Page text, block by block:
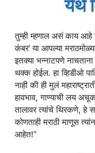
येथे
तुम्ही म्हणाल असं काय आहे
कंबर’ या आपल्या
इतक्या भन्नाटपणे
थक्क होईल. हा व्हिडीओ
नाही की ही मुलं
हावभाव, गाण्याची लय
तालावर त्यांचे थिरकणे, हे
कोणताही मराठी माणूस
आहेत!”